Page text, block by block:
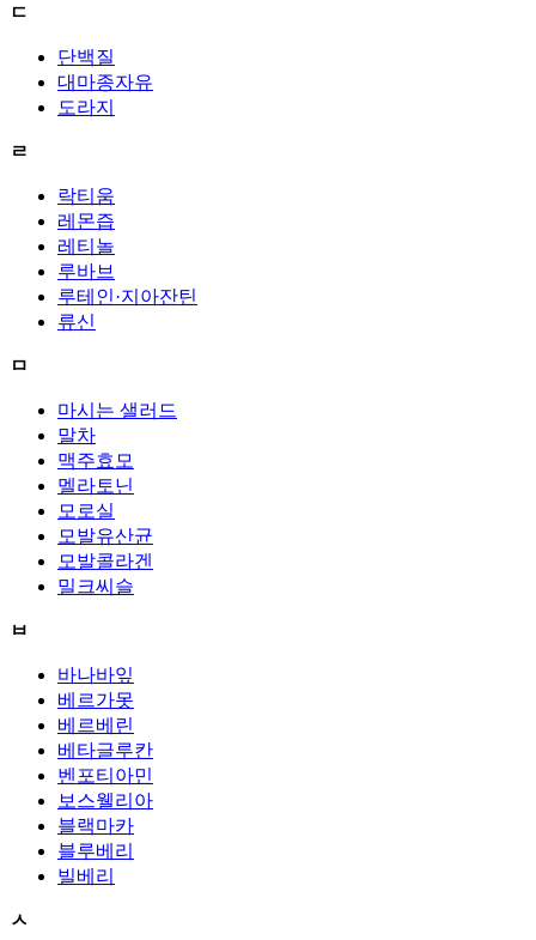
ㄷ
단백질
대마종자유
도라지
ㄹ
락티움
레몬즙
레티놀
루바브
루테인·지아잔틴
류신
ㅁ
마시는 샐러드
말차
맥주효모
멜라토닌
모로실
모발유산균
모발콜라겐
밀크씨슬
ㅂ
바나바잎
베르가못
베르베린
베타글루칸
벤포티아민
보스웰리아
블랙마카
블루베리
빌베리
ㅅ